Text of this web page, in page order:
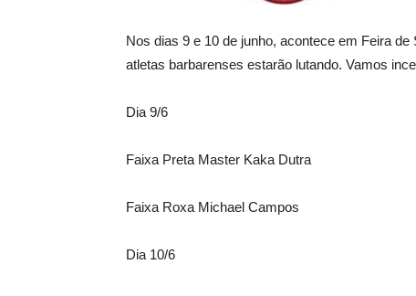
Nos dias 9 e 10 de junho, acontece em Feira
atletas barbarenses estarão lutando. Vamos
Dia 9/6
Faixa Preta Master Kaka Dutra
Faixa Roxa Michael Campos
Dia 10/6